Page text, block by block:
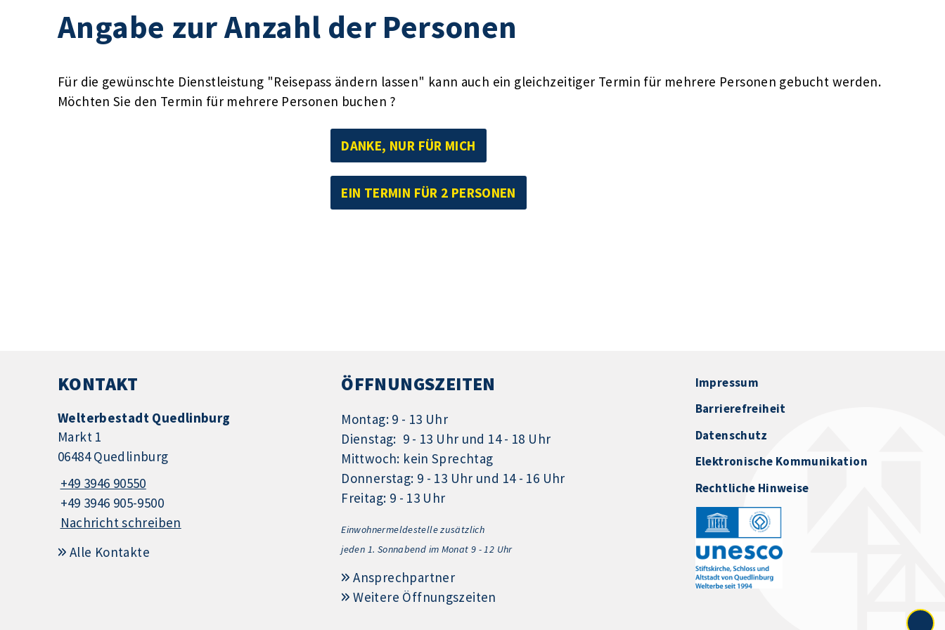
Angabe zur Anzahl der Personen
Für die gewünschte Dienstleistung "Reisepass ändern lassen" kann auch ein gleichzeitiger Termin für mehrere Personen gebucht werden.
Möchten Sie den Termin für mehrere Personen buchen ?
DANKE, NUR FÜR MICH
EIN TERMIN FÜR 2 PERSONEN
KONTAKT
Welterbestadt Quedlinburg
Markt 1
06484 Quedlinburg
+49 3946 90550
+49 3946 905-9500
Nachricht schreiben
Alle Kontakte
ÖFFNUNGSZEITEN
Montag: 9 - 13 Uhr
Dienstag: 9 - 13 Uhr und 14 - 18 Uhr
Mittwoch: kein Sprechtag
Donnerstag: 9 - 13 Uhr und 14 - 16 Uhr
Freitag: 9 - 13 Uhr
Einwohnermeldestelle zusätzlich
jeden 1. Sonnabend im Monat 9 - 12 Uhr
Ansprechpartner
Weitere Öffnungszeiten
Impressum
Barrierefreiheit
Datenschutz
Elektronische Kommunikation
Rechtliche Hinweise